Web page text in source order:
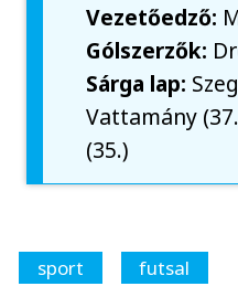
Vezetőedző:
Gólszerzők:
Sárga lap:
Vattamány
(35.)
sport
futsal